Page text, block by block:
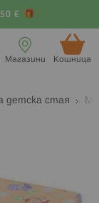
€
Кошница (
Магазини
детска стая